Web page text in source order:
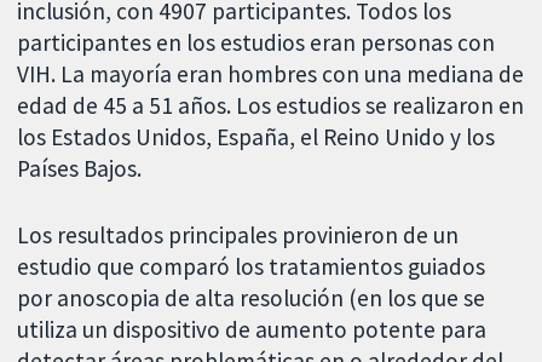
inclusión, con 4907 participantes. Todos los
participantes en los estudios eran personas con
VIH. La mayoría eran hombres con una mediana de
edad de 45 a 51 años. Los estudios se realizaron en
los Estados Unidos, España, el Reino Unido y los
Países Bajos.
Los resultados principales provinieron de un
estudio que comparó los tratamientos guiados
por anoscopia de alta resolución (en los que se
utiliza un dispositivo de aumento potente para